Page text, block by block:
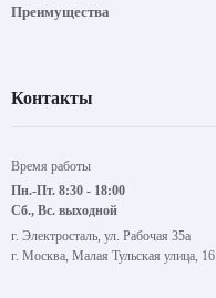
Преимущества
Контакты
Время работы
Пн.-Пт. 8:30 - 18:00
Сб., Вс. выходной
г. Электросталь, ул. Рабочая 35а
г. Москва, Малая Тульская улица, 16